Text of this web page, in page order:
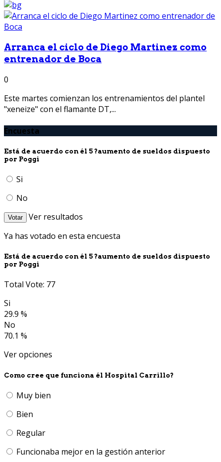
Arranca el ciclo de Diego Martinez como
entrenador de Boca
0
Este martes comienzan los entrenamientos del plantel
"xeneize" con el flamante DT,...
Encuesta
Está de acuerdo con él 5 ?aumento de sueldos dispuesto
por Poggi
Si
No
Votar
Ver resultados
Ya has votado en esta encuesta
Está de acuerdo con él 5 ?aumento de sueldos dispuesto
por Poggi
Total Vote: 77
Si
29.9 %
No
70.1 %
Ver opciones
Como cree que funciona él Hospital Carrillo?
Muy bien
Bien
Regular
Funcionaba mejor en la gestión anterior